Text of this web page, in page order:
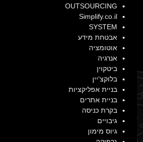
OUTSOURCING
Simplify.co.il
SYSTEM
אבטחת מידע
אוטומציה
אנרגיה
ביטקוין
בלוקצ'יין
בניית אפליקציות
בניית אתרים
בקרת כניסה
גיבויים
גיוס מימון